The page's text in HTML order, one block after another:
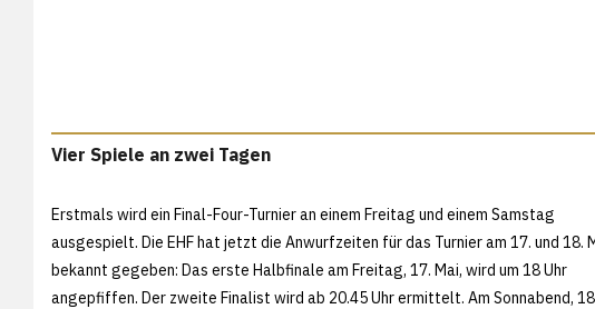
Vier Spiele an zwei Tagen
Erstmals wird ein Final-Four-Turnier an einem Freitag und einem Samstag
ausgespielt. Die EHF hat jetzt die Anwurfzeiten für das Turnier am 17. und 18.
bekannt gegeben: Das erste Halbfinale am Freitag, 17. Mai, wird um 18 Uhr
angepfiffen. Der zweite Finalist wird ab 20.45 Uhr ermittelt. Am Sonnabend,